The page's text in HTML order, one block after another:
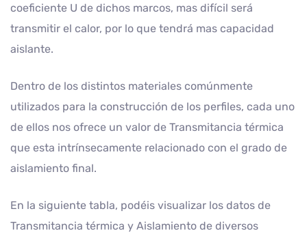
coeficiente U de dichos marcos, mas difícil será
transmitir el calor, por lo que tendrá mas capacidad
aislante.
Dentro de los distintos materiales comúnmente
utilizados para la construcción de los perfiles, cada uno
de ellos nos ofrece un valor de Transmitancia térmica
que esta intrínsecamente relacionado con el grado de
aislamiento final.
En la siguiente tabla, podéis visualizar los datos de
Transmitancia térmica y Aislamiento de diversos